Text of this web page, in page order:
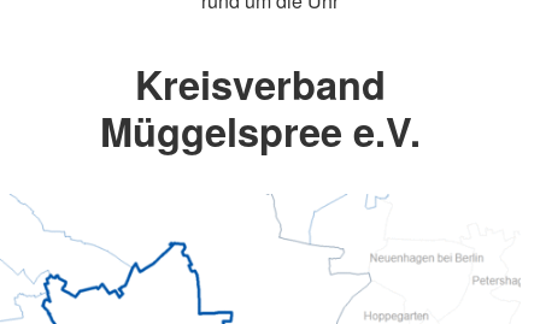
Kreisverband
Müggelspree e.V.